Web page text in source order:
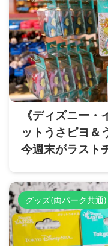
《ディズニー
ットうさピヨ＆
今週末がラスト
グッズ(両パーク共通)